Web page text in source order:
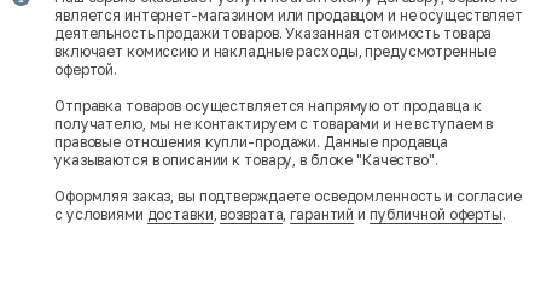
является интернет-магазином или продавцом и не осуществляет
деятельность продажи товаров. Указанная стоимость товара
включает комиссию и накладные расходы, предусмотренные
офертой.
Отправка товаров осуществляется напрямую от продавца к
получателю, мы не контактируем с товарами и не вступаем в
правовые отношения купли-продажи. Данные продавца
указываются в описании к товару, в блоке "Качество".
Оформляя заказ, вы подтверждаете осведомленность и согласие
с условиями доставки,возврата,гарантий и публичной оферты.